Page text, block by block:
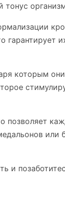
тонус
которым
позволяет
и